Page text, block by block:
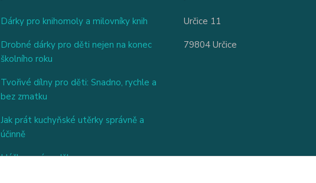
Dárky pro knihomoly a milovníky knih
Drobné dárky pro děti nejen na konec
školního roku
Tvořivé dílny pro děti: Snadno, rychle a
bez zmatku
Jak prát kuchyňské utěrky správně a
účinně
Háčkovaný anděl
Určice 11
79804 Určice